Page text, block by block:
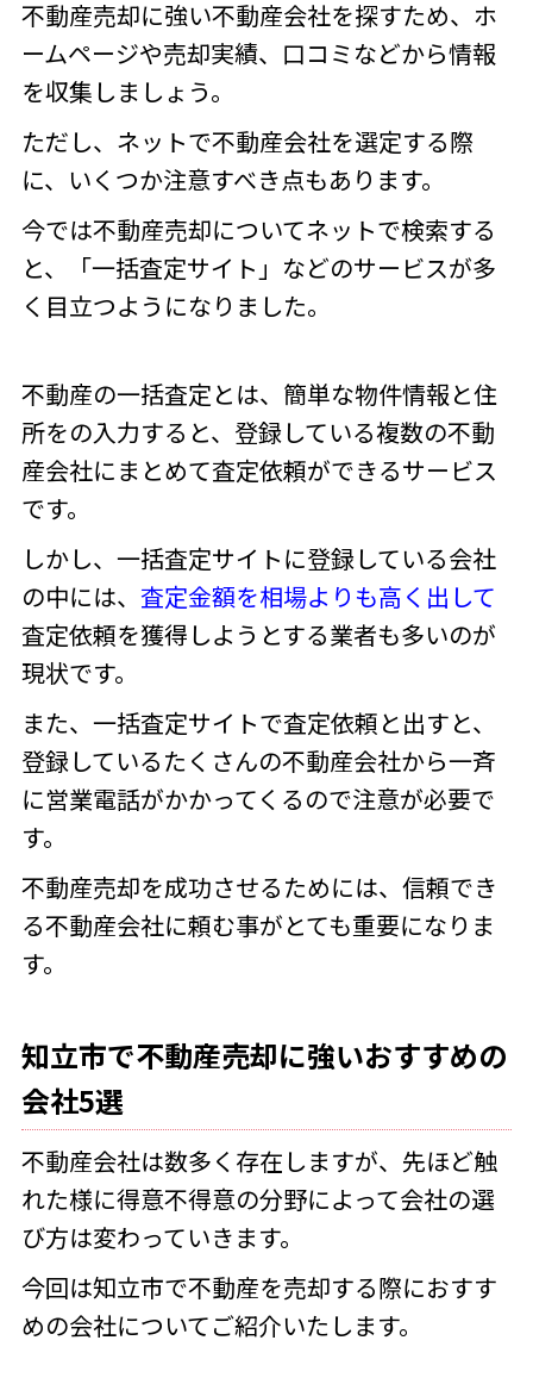
不動産売却に強い不動産会社を探すため、ホ
ームページや売却実績、口コミなどから情報
を収集しましょう。
ただし、ネットで不動産会社を選定する際
に、いくつか注意すべき点もあります。
今では不動産売却についてネットで検索する
と、「一括査定サイト」などのサービスが多
く目立つようになりました。
不動産の一括査定とは、簡単な物件情報と住
所をの入力すると、登録している複数の不動
産会社にまとめて査定依頼ができるサービス
です。
しかし、一括査定サイトに登録している会社
の中には、 査定金額を相場よりも高く出して
査定依頼を獲得しようとする業者も多いのが
現状です。
また、一括査定サイトで査定依頼と出すと、
登録しているたくさんの不動産会社から一斉
に営業電話がかかってくるので注意が必要で
す。
不動産売却を成功させるためには、信頼でき
る不動産会社に頼む事がとても重要になりま
す。
知立市で不動産売却に強いおすすめの
会社5選
不動産会社は数多く存在しますが、 先ほど触
れた様に得意不得意の分野によって会社の選
び方は変わっていきます。
今回は知立市で不動産を売却する際におすす
めの会社についてご紹介いたします。